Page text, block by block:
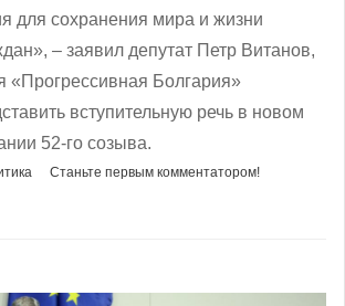
для сохранения мира и жизни
– заявил депутат Петр Витанов,
«Прогрессивная Болгария»
вступительную речь в новом
52-го созыва.
Станьте первым комментатором!